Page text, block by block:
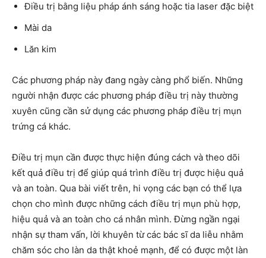
Điều trị bằng liệu pháp ánh sáng hoặc tia laser đặc biệt
Mài da
Lăn kim
Các phương pháp này đang ngày càng phổ biến. Những
người nhận được các phương pháp điều trị này thường
xuyên cũng cần sử dụng các phương pháp điều trị mụn
trứng cá khác.
Điều trị mụn cần được thực hiện đúng cách và theo dõi
kết quả điều trị để giúp quá trình điều trị được hiệu quả
và an toàn. Qua bài viết trên, hi vọng các bạn có thể lựa
chọn cho mình được những cách điều trị mụn phù hợp,
hiệu quả và an toàn cho cá nhân mình. Đừng ngần ngại
nhận sự tham vấn, lời khuyên từ các bác sĩ da liễu nhằm
chăm sóc cho làn da thật khoẻ mạnh, để có được một làn